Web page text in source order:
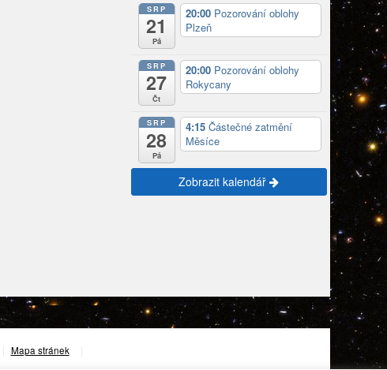
SRP
21
Pá
20:00 Pozorování oblohy
Plzeň
SRP
27
Čt
20:00 Pozorování oblohy
Rokycany
SRP
28
Pá
4:15 Částečné zatmění
Měsíce
Zobrazit kalendář
Mapa stránek